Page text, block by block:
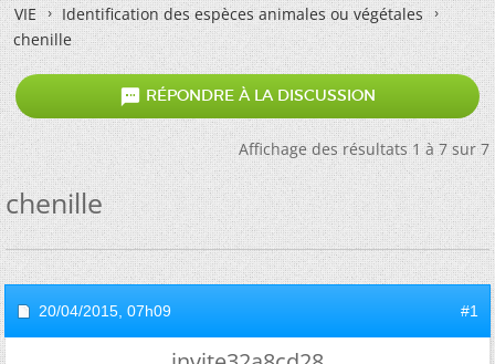
VIE
Identification des espèces animales ou végétales
chenille
 RÉPONDRE À LA DISCUSSION
Affichage des résultats 1 à 7 sur 7
chenille
20/04/2015, 07h09 #1